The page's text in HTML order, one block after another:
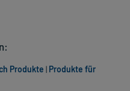
Produkte | Produkte für